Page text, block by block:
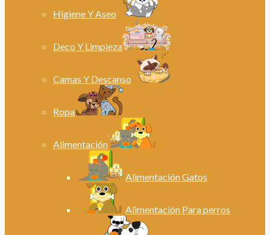
Higiene Y Aseo
Deco Y Limpieza
Camas Y Descanso
Ropa
Alimentación
Alimentación Gatos
Alimentación Para perros